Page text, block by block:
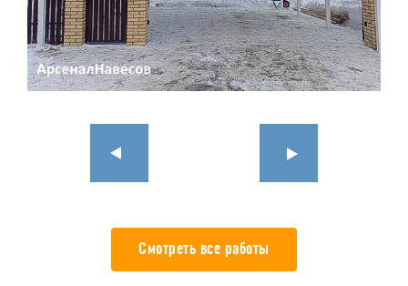
Смотреть все работы